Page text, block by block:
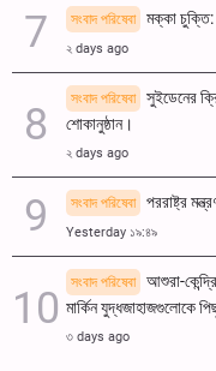
সংবাদ পরিষেবা মক্কা চুক্তি:
২ days ago
সংবাদ পরিষেবা
সুইডেনের
শোকানুষ্ঠান।
২ days ago
সংবাদ পরিষেবা পররাষ্ট্র
Yesterday ১৯:৪৯
সংবাদ পরিষেবা
আশুরা-
মার্কিন যুদ্ধজাহাজগুলোকে
৩ days ago